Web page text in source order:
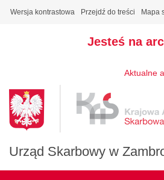
Wersja kontrastowa Przejdź do treści Mapa
Jesteś na
Aktualne
Urząd Skarbowy w